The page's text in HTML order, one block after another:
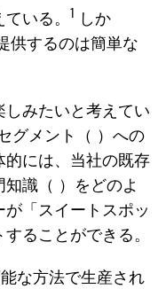
いる。 1 しか
供するのは簡単な
みたいと考えてい
グメント（ ）への
には、当社の既存
識（ ）をどのよ
「スイートスポッ
ることができる。
な方法で生産され